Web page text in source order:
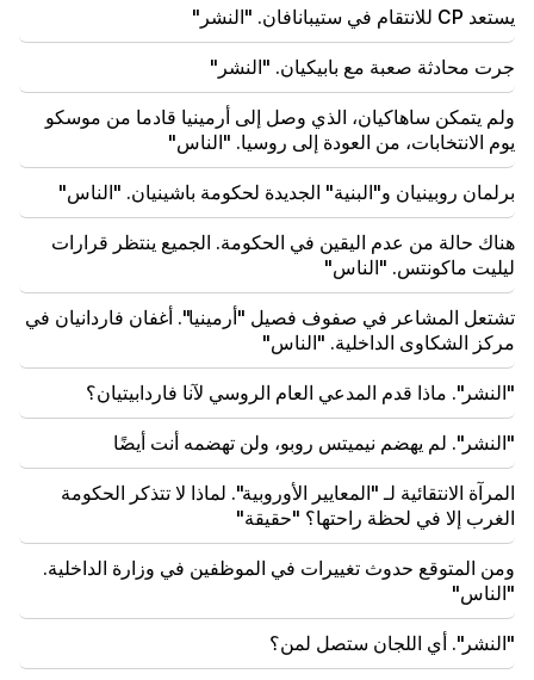
انتهت الجولة الأولى من المفاوضات بين إسرائيل ولبنان في
روما
01:34
برجك المالي لشهر أغسطس لجميع علامات الأبراج
01:07 مهم
خدمة الإنقاذ تحذر سكان منطقة أرارات
00:56
قتل لايف!
00:29
تم اعتقال سيدراك أرستميان لمدة شهرين
23:50
سيكون من الممكن العثور على iPhone المفقود بدون تحديد
الموقع. تم إنشاء أداة جديدة
21:30
وهذا عار غير مسبوق. مليكيان حول القضية الجنائية ضد
الكاثوليكوس وجلسة المحكمة (فيديو)
يستعد CP للانتقام في ستيبانافان. "النشر"
جرت محادثة صعبة مع بابيكيان. "النشر"
ولم يتمكن ساهاكيان، الذي وصل إلى أرمينيا قادما من موسكو
يوم الانتخابات، من العودة إلى روسيا. "الناس"
برلمان روبينيان و"البنية" الجديدة لحكومة باشينيان. "الناس"
هناك حالة من عدم اليقين في الحكومة. الجميع ينتظر قرارات
ليليت ماكونتس. "الناس"
تشتعل المشاعر في صفوف فصيل "أرمينيا". أغفان فاردانيان في
مركز الشكاوى الداخلية. "الناس"
"النشر". ماذا قدم المدعي العام الروسي لآنا فاردابيتيان؟
"النشر". لم يهضم نيميتس روبو، ولن تهضمه أنت أيضًا
المرآة الانتقائية لـ "المعايير الأوروبية". لماذا لا تتذكر الحكومة
الغرب إلا في لحظة راحتها؟ "حقيقة"
ومن المتوقع حدوث تغييرات في الموظفين في وزارة الداخلية.
"الناس"
"النشر". أي اللجان ستصل لمن؟